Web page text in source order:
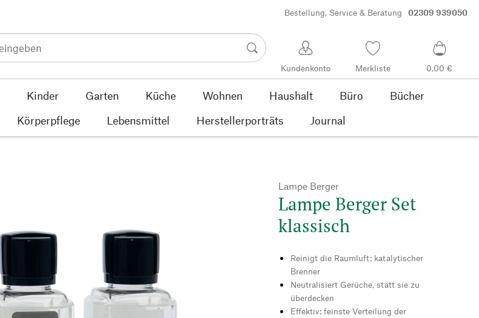
Bestellung, Service & Beratung 02309 939050
Kundenkonto Merkliste 0,00 €
Kinder Garten Küche Wohnen Haushalt Büro
Bücher
Körperpflege Lebensmittel Herstellerporträts Journal
Lampe Berger
Lampe Berger Set
klassisch
Reinigt die Raumluft: katalytischer
Brenner
Neutralisiert Gerüche, statt sie zu
überdecken
Effektiv: feinste Verteilung der